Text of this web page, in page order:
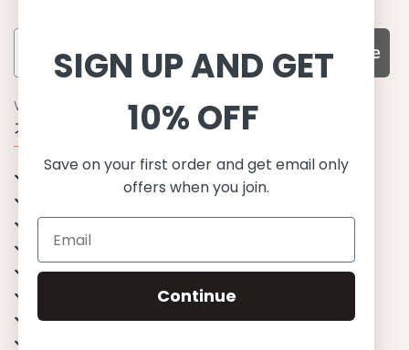
Subscribe
WHY CHOOSE US?
기능성과 품질, 그리고 디자인
UPF 50+ 최고 수준 UV 차단 성능
이탈리아산 최고급 원단과 소재 사용
환경을 생각하는 지속가능한 제품
유럽에서 생산된, 스칸디나비안 디자인
스타일리시함과 정교함
무한한 조합으로 믹스&매치
SIGN UP AND GET
10% OFF
Save on your first order and get email only
offers when you join.
Continue